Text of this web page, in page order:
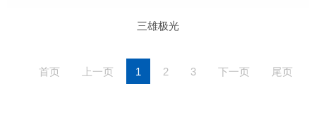
三雄极光
首页 上一页 1 2 3 下一页 尾页